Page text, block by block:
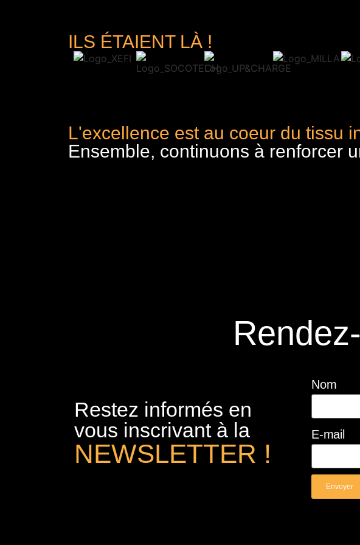
ILS ÉTAIENT LÀ !
L'excellence est au coeur du tissu
Ensemble, continuons à renforcer
Restez informés en
vous inscrivant à la
NEWSLETTER !
Nom
E-mail
Envoyer